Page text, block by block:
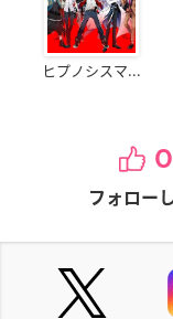
ヒプノシスマ...
フォロー